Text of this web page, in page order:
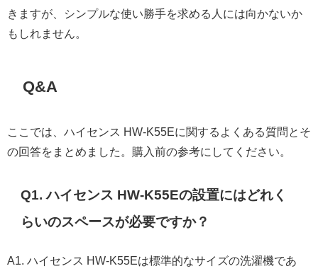
きますが、シンプルな使い勝手を求める人には向かないか
もしれません。
Q&A
ここでは、ハイセンス HW-K55Eに関するよくある質問とそ
の回答をまとめました。購入前の参考にしてください。
Q1. ハイセンス HW-K55Eの設置にはどれく
らいのスペースが必要ですか？
A1. ハイセンス HW-K55Eは標準的なサイズの洗濯機であ